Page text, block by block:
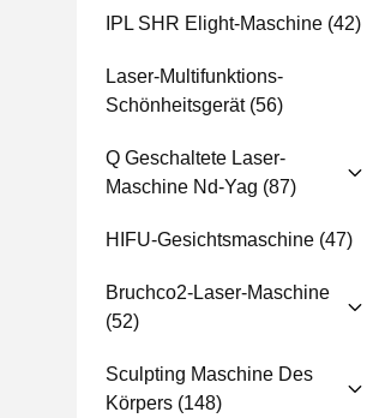
IPL SHR Elight-Maschine (42)
Laser-Multifunktions-
Schönheitsgerät(56)
Q Geschaltete Laser-
Maschine Nd-Yag (87)
HIFU-Gesichtsmaschine (47)
Bruchco2-Laser-Maschine
(52)
Sculpting Maschine Des
Körpers (148)